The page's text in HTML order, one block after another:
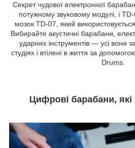
Секрет чудової електронної
потужному звуковому модулі, і
мозок TD-07, який
Вибирайте акустичні барабани,
ударних інструментів — усі вони
студіях і втілені в життя за
Drums.
Цифрові барабани,